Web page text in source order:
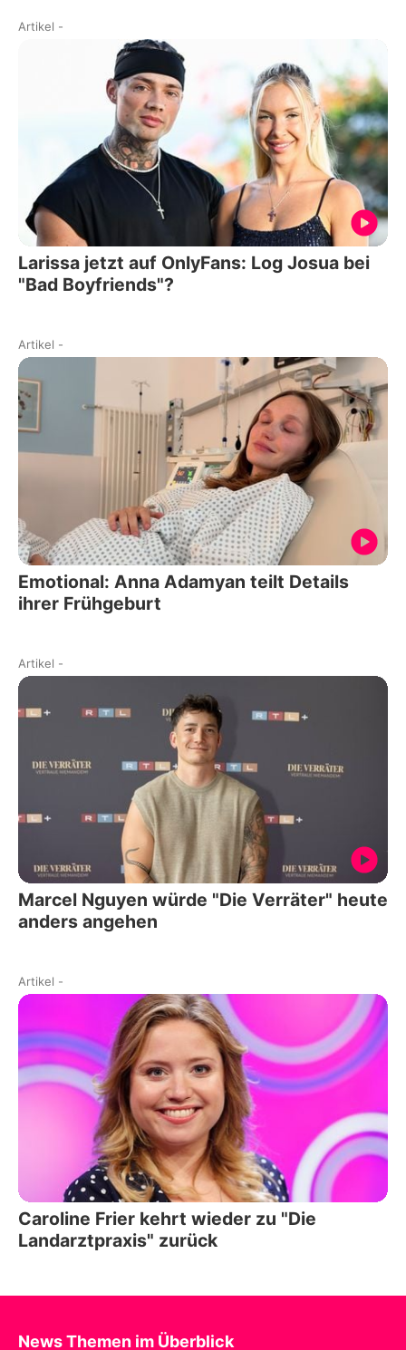
Artikel -
Larissa jetzt auf OnlyFans: Log Josua bei
"Bad Boyfriends"?
Artikel -
Emotional: Anna Adamyan teilt Details
ihrer Frühgeburt
Artikel -
Marcel Nguyen würde "Die Verräter" heute
anders angehen
Artikel -
Caroline Frier kehrt wieder zu "Die
Landarztpraxis" zurück
News Themen im Überblick